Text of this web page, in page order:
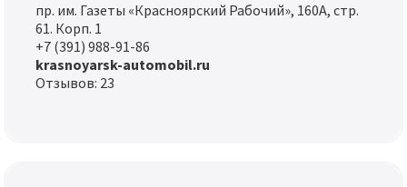
пр. им. Газеты «Красноярский Рабочий», 160А, стр.
61. Корп. 1
+7 (391) 988-91-86
krasnoyarsk-automobil.ru
Отзывов: 23